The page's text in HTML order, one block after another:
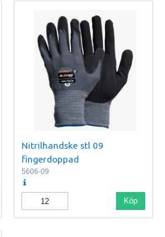
Nitrilhandske stl 09
fingerdoppad
5606-09
Köp